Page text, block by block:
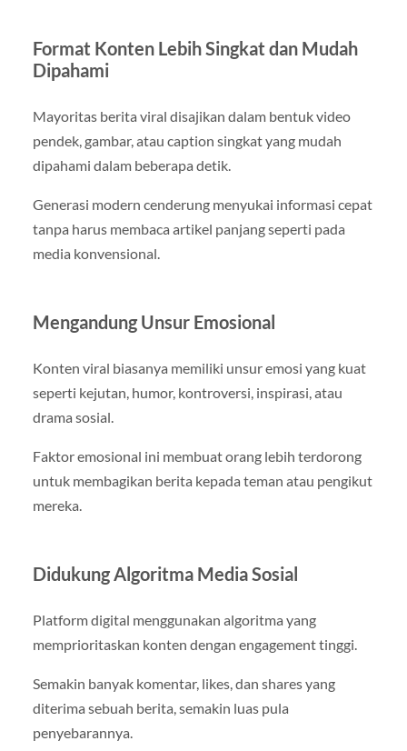
Format Konten Lebih Singkat dan Mudah
Dipahami
Mayoritas berita viral disajikan dalam bentuk video
pendek, gambar, atau caption singkat yang mudah
dipahami dalam beberapa detik.
Generasi modern cenderung menyukai informasi cepat
tanpa harus membaca artikel panjang seperti pada
media konvensional.
Mengandung Unsur Emosional
Konten viral biasanya memiliki unsur emosi yang kuat
seperti kejutan, humor, kontroversi, inspirasi, atau
drama sosial.
Faktor emosional ini membuat orang lebih terdorong
untuk membagikan berita kepada teman atau pengikut
mereka.
Didukung Algoritma Media Sosial
Platform digital menggunakan algoritma yang
memprioritaskan konten dengan engagement tinggi.
Semakin banyak komentar, likes, dan shares yang
diterima sebuah berita, semakin luas pula
penyebarannya.